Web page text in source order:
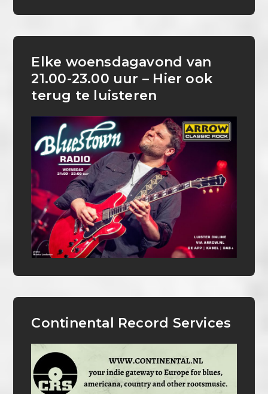
Elke woensdagavond van
21.00-23.00 uur – Hier ook
terug te luisteren
Continental Record Services